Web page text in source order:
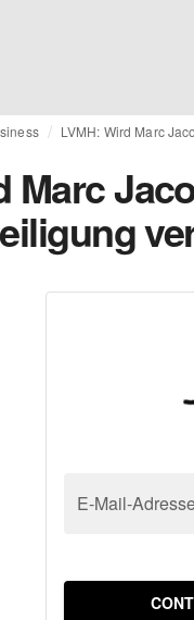
LVMH: Wird Marc
Marc
E-Mail-